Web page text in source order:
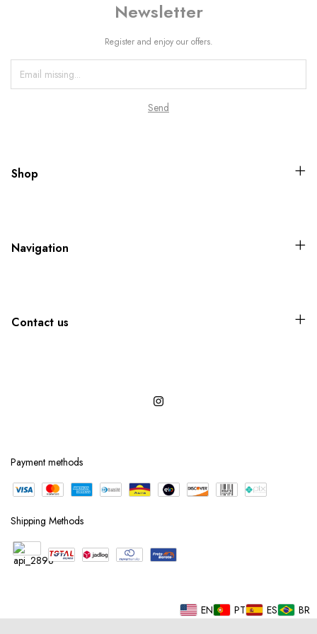
Newsletter
Register and enjoy our offers.
Shop
Navigation
Contact us
Payment methods
Shipping Methods
EN PT ES BR